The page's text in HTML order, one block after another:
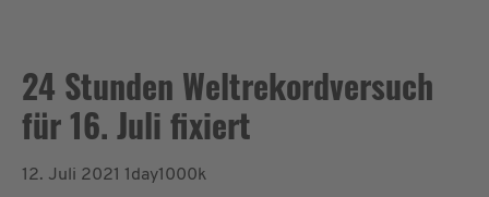
24 Stunden Weltrekordversuch
für 16. Juli fixiert
12. Juli 2021 1day1000k